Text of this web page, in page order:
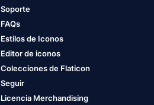
Soporte
FAQs
Estilos de Iconos
Editor de iconos
Colecciones de Flaticon
Seguir
Licencia Merchandising